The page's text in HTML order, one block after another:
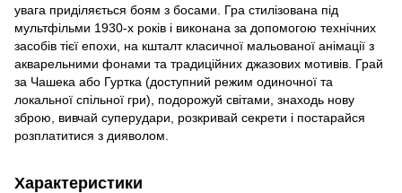
увага приділяється боям з босами. Гра стилізована під
мультфільми 1930-х років і виконана за допомогою технічних
засобів тієї епохи, на кшталт класичної мальованої анімації з
акварельними фонами та традиційних джазових мотивів. Грай
за Чашека або Гуртка (доступний режим одиночної та
локальної спільної гри), подорожуй світами, знаходь нову
зброю, вивчай суперудари, розкривай секрети і постарайся
розплатитися з дияволом.
Характеристики